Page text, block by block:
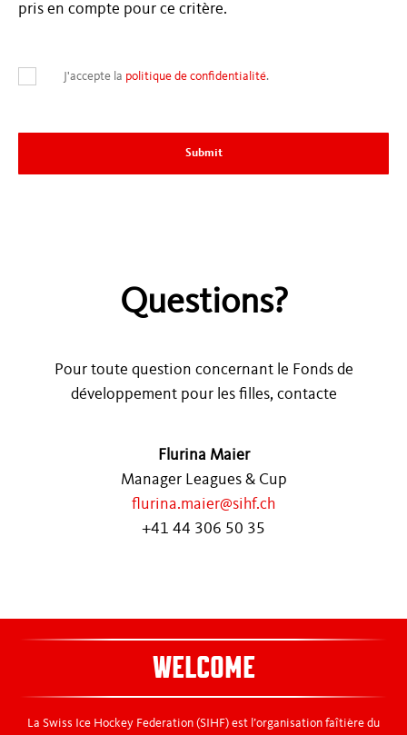
pris en compte pour ce critère.
J'accepte la politique de confidentialité.
Questions?
Pour toute question concernant le Fonds de
développement pour les filles, contacte
Flurina Maier
Manager Leagues & Cup
flurina.maier@sihf.ch
+41 44 306 50 35
WELCOME
La Swiss Ice Hockey Federation (SIHF) est l’organisation faîtière du